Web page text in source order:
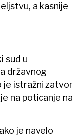
a kasnije
sud u
državnog
je istražni zatvor
na poticanje na
je navelo